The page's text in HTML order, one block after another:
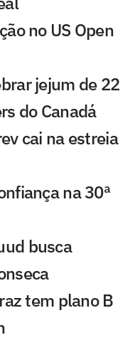
no US Open
jejum de 22
do Canadá
cai na estreia
na 30ª
busca
tem plano B